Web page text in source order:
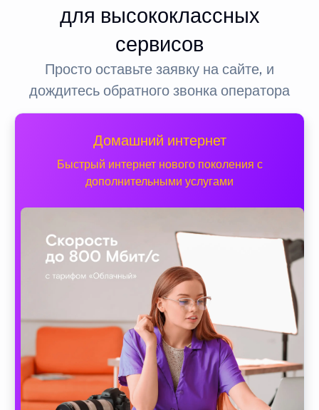
для высококлассных
сервисов
Просто оставьте заявку на сайте, и
дождитесь обратного звонка оператора
Домашний интернет
Быстрый интернет нового поколения с
дополнительными услугами